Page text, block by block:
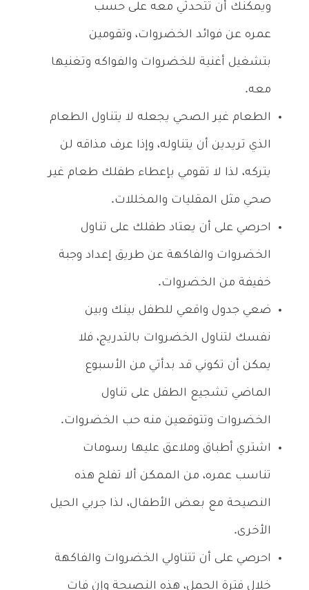
ويمكنك أن تتحدثي معه على حسب
عمره عن فوائد الخضروات، وتقومين
بتشغيل أغنية للخضروات والفواكه وتغنيها
معه.
الطعام غير الصحي يجعله لا يتناول الطعام
الذي تريدين أن يتناوله، وإذا عرف مذاقه لن
يتركه، لذا لا تقومي بإعطاء طفلك طعام غير
صحي مثل المقليات والمخللات.
احرصي على أن يعتاد طفلك على تناول
الخضروات والفاكهة عن طريق إعداد وجبة
خفيفة من الخضروات.
ضعي جدول واقعي للطفل بينك وبين
نفسك لتناول الخضروات بالتدريج، فلا
يمكن أن تكوني قد بدأتي من الأسبوع
الماضي تشجيع الطفل على تناول
الخضروات وتتوقعين منه حب الخضروات.
اشتري أطباق وملاعق عليها رسومات
تناسب عمره، من الممكن ألا تفلح هذه
النصيحة مع بعض الأطفال، لذا جربي الحيل
الأخرى.
احرصي على أن تتناولي الخضروات والفاكهة
خلال فترة الحمل، هذه النصيحة وإن فات